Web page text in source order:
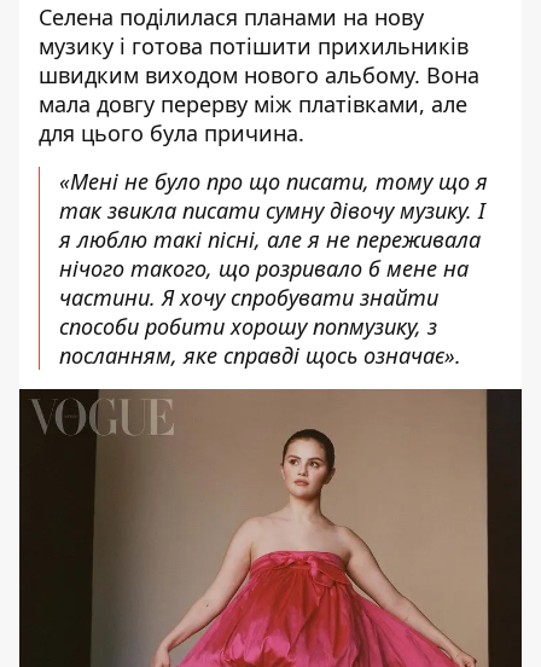
Селена поділилася планами на нову
музику і готова потішити прихильників
швидким виходом нового альбому. Вона
мала довгу перерву між платівками, але
для цього була причина.
«Мені не було про що писати, тому що я
так звикла писати сумну дівочу музику. І
я люблю такі пісні, але я не переживала
нічого такого, що розривало б мене на
частини. Я хочу спробувати знайти
способи робити хорошу попмузику, з
посланням, яке справді щось означає».